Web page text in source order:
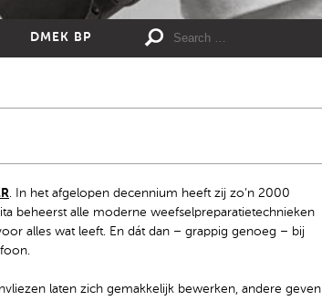
DMEK BP
. In het afgelopen decennium heeft zij zo’n 2000
beheerst alle moderne weefselpreparatietechnieken
alles wat leeft. En dát dan – grappig genoeg – bij
laten zich gemakkelijk bewerken, andere geven